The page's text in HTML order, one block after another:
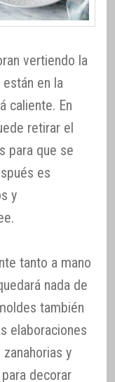
vertiendo la
en la
caliente. En
retirar el
para que se
es
y
tanto a mano
nada de
también
elaboraciones
y
decorar